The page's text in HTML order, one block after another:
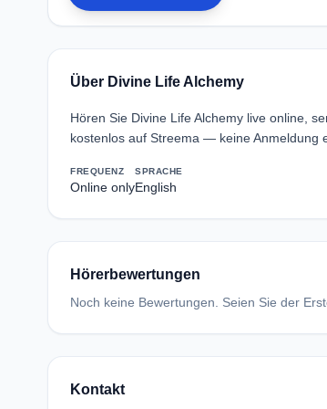
Über Divine Life Alchemy
Hören Sie Divine Life Alchemy live online,
kostenlos auf Streema — keine Anmeldung
FREQUENZ
Online only
SPRACHE
English
Hörerbewertungen
Noch keine Bewertungen. Seien Sie der
Kontakt